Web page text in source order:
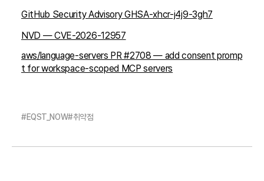
GitHub Security Advisory GHSA-xhcr-j4j9-3gh7
NVD — CVE-2026-12957
aws/language-servers PR #2708 — add consent promp
t for workspace-scoped MCP servers
#EQST_NOW#취약점